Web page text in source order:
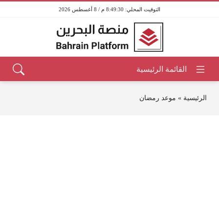
8:49:30 م / 8 أغسطس 2026
الرئيسية » موعد رمضان